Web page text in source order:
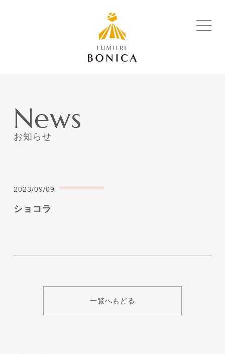
News
お知らせ
2023/09/09
ショコラ
一覧へもどる